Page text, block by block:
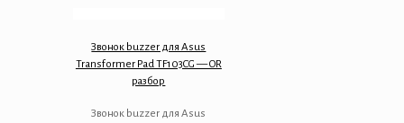
Звонок buzzer для Asus
Transformer Pad TF103CG — OR
разбор
Звонок buzzer для Asus